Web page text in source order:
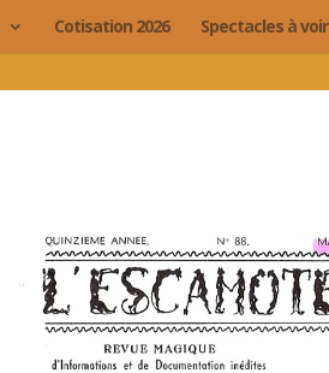
Cotisation 2026 Spectacles à voir